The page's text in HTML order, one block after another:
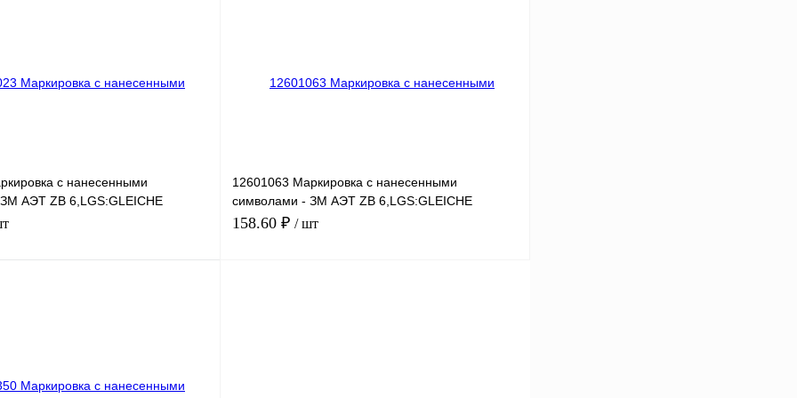
с нанесенными
АЭТ ZB 6,LGS:GLEICHE
12601063 Маркировка с нанесенными
символами - ЗМ АЭТ ZB 6,LGS:GLEICHE
ZAHLEN 68
158.60 ₽ / шт